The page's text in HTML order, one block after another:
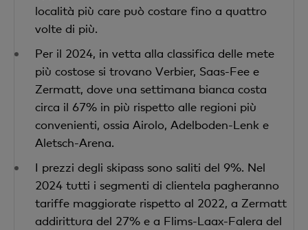
località più care può costare fino a quattro
volte di più.
Per il 2024, in vetta alla classifica delle mete
più costose si trovano Verbier, Saas-Fee e
Zermatt, dove una settimana bianca costa
circa il 67% in più rispetto alle regioni più
convenienti, ossia Airolo, Adelboden-Lenk e
Aletsch-Arena.
I prezzi degli skipass sono saliti del 9%. Nel
2024 tutti i segmenti di clientela pagheranno
tariffe maggiorate rispetto al 2022, a Zermatt
addirittura del 27% e a Flims-Laax-Falera del